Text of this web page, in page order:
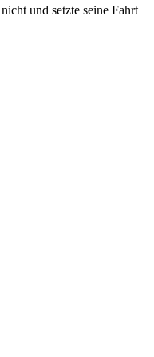
und setzte seine Fahrt